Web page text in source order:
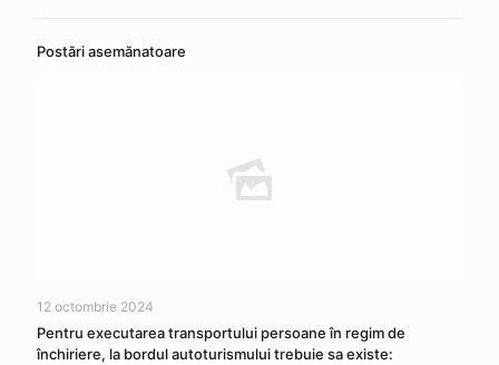
Postări asemănatoare
12 octombrie 2024
Pentru executarea transportului persoane în regim de
închiriere, la bordul autoturismului trebuie sa existe: